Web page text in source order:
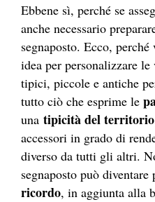
Ebbene sì, perché se
anche necessario
segnaposto. Ecco,
idea per personalizzare
tipici, piccole e antiche
tutto ciò che esprime le
una tipicità del territorio
accessori in grado di
diverso da tutti gli altri.
segnaposto può diventare
ricordo, in aggiunta alla